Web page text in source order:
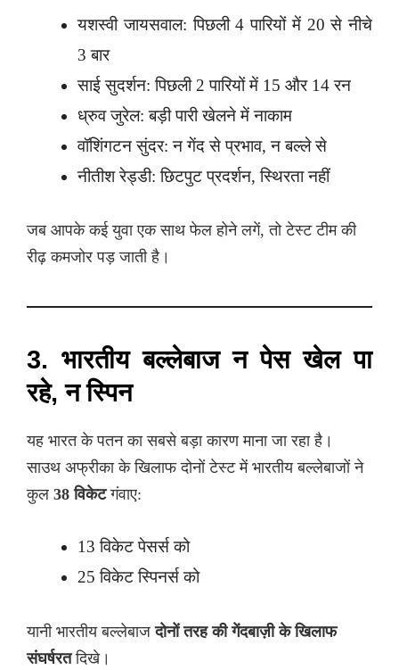
यशस्वी जायसवाल: पिछली 4 पारियों में 20 से नीचे
3 बार
साई सुदर्शन: पिछली 2 पारियों में 15 और 14 रन
ध्रुव जुरेल: बड़ी पारी खेलने में नाकाम
वॉशिंगटन सुंदर: न गेंद से प्रभाव, न बल्ले से
नीतीश रेड्डी: छिटपुट प्रदर्शन, स्थिरता नहीं
जब आपके कई युवा एक साथ फेल होने लगें, तो टेस्ट टीम की
रीढ़ कमजोर पड़ जाती है।
3. भारतीय बल्लेबाज न पेस खेल पा
रहे, न स्पिन
यह भारत के पतन का सबसे बड़ा कारण माना जा रहा है।
साउथ अफ्रीका के खिलाफ दोनों टेस्ट में भारतीय बल्लेबाजों ने
कुल 38 विकेटगंवाए:
13 विकेट पेसर्स को
25 विकेट स्पिनर्स को
यानी भारतीय बल्लेबाजदोनों तरह की गेंदबाज़ी के खिलाफ
संघर्षरतदिखे।